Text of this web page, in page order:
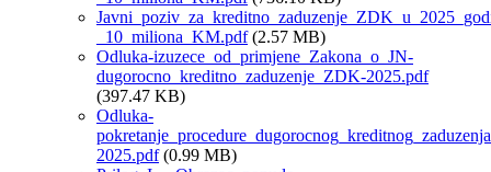
_10_miliona_KM.pdf(2.57 MB)
Odluka-izuzece_od_primjene_Zakona_o_JN-
dugorocno_kreditno_zaduzenje_ZDK-2025.pdf
(397.47 KB)
Odluka-
2025.pdf(0.99 MB)